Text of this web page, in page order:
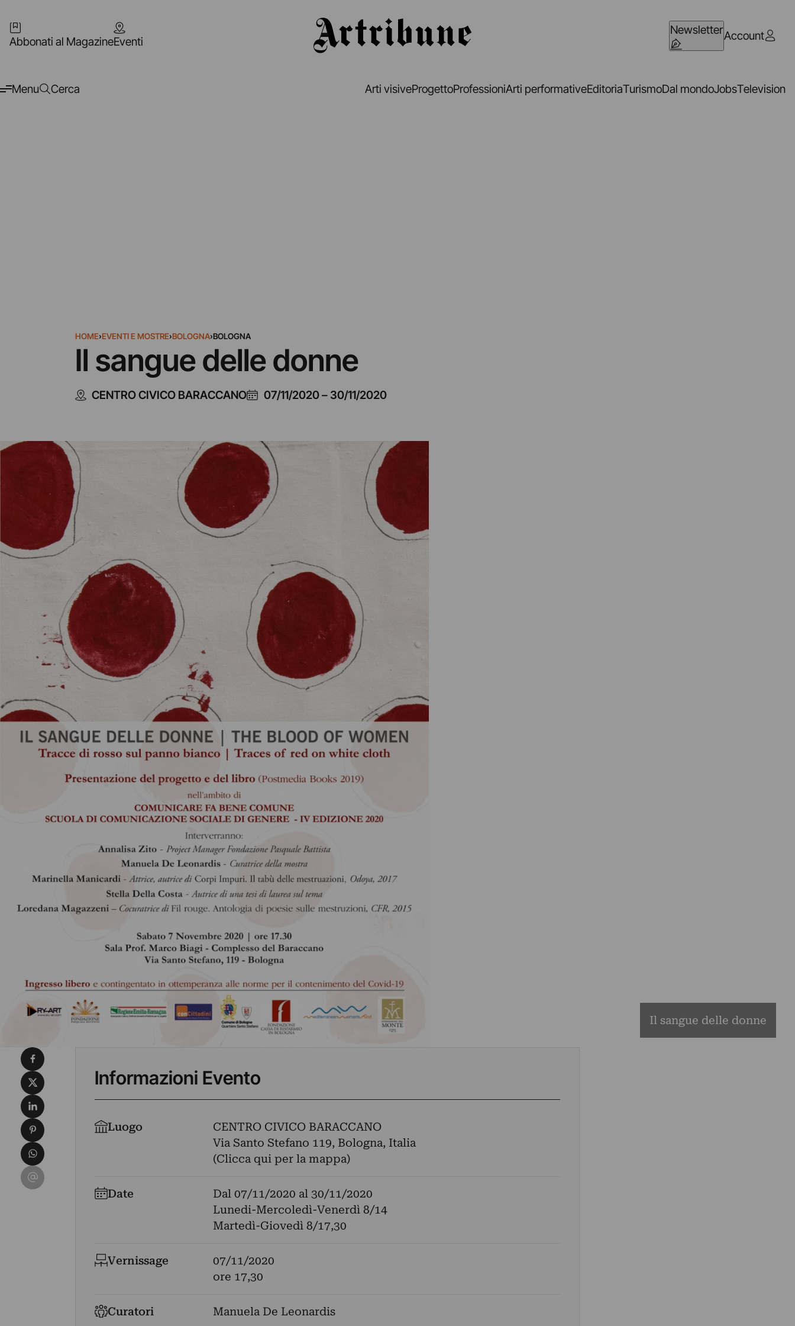
Abbonati al MagazineEventi
NewsletterAccount
Menu Cerca Arti visiveProgettoProfessioniArti performativeEditoriaTurismoDal mondoJobsTelevision
HOME›EVENTI E MOSTRE›BOLOGNA›BOLOGNA
Il sangue delle donne
CENTRO CIVICO BARACCANO 07/11/2020– 30/11/2020
Il sangue delle donne
Informazioni Evento
Luogo
CENTRO CIVICO BARACCANO
Via Santo Stefano 119, Bologna, Italia
(Clicca qui per la mappa)
Date Dal 07/11/2020 al 30/11/2020
Lunedi-Mercoledì-Venerdì 8/14
Martedì-Giovedì 8/17,30
Vernissage
07/11/2020
ore 17,30
Curatori Manuela De Leonardis
Condividi su Facebook
Condividi su X
Condividi su LinkedIn
Condividi su Pinterest
Condividi su WhatsApp
Condividi su Email